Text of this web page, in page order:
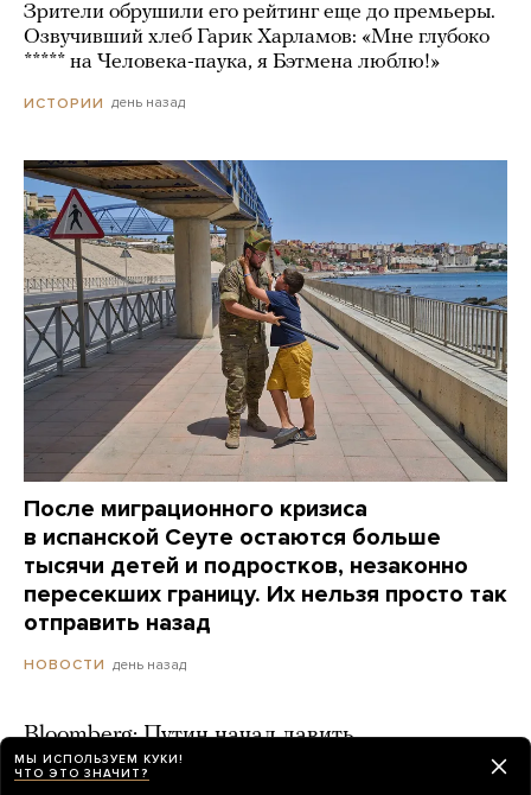
Зрители обрушили его рейтинг еще до премьеры.
Озвучивший хлеб Гарик Харламов: «Мне глубоко
***** на Человека-паука, я Бэтмена люблю!»
ИСТОРИИ день назад
После миграционного кризиса
в испанской Сеуте остаются больше
тысячи детей и подростков, незаконно
пересекших границу. Их нельзя просто так
отправить назад
НОВОСТИ день назад
Bloomberg: Путин начал давить
на Набиуллину из-за ключевой ставки
МЫ ИСПОЛЬЗУЕМ КУКИ!
ЧТО ЭТО ЗНАЧИТ?